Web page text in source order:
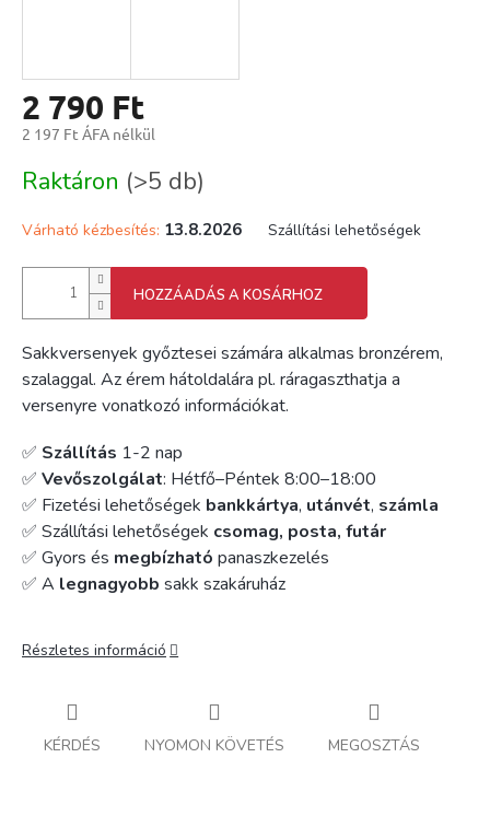
2 790 Ft
2 197 Ft ÁFA nélkül
Raktáron (>5 db)
Várható kézbesítés: 13.8.2026 Szállítási lehetőségek
HOZZÁADÁS A KOSÁRHOZ
Sakkversenyek győztesei számára alkalmas bronzérem,
szalaggal. Az érem hátoldalára pl. ráragaszthatja a
versenyre vonatkozó információkat.
✅ Szállítás 1-2 nap
✅ Vevőszolgálat: Hétfő–Péntek 8:00–18:00
✅ Fizetési lehetőségek bankkártya, utánvét, számla
✅ Szállítási lehetőségek csomag, posta, futár
✅ Gyors és megbízható panaszkezelés
✅ A legnagyobb sakk szakáruház
Részletes információ
KÉRDÉS NYOMON KÖVETÉS MEGOSZTÁS